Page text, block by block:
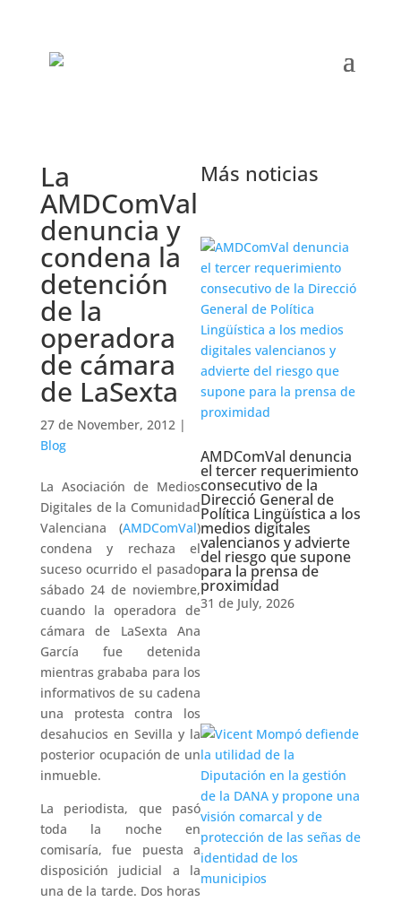
La
AMDComVal
denuncia y
condena la
detención
de la
operadora
de cámara
de LaSexta
27 de November, 2012|
Blog
La Asociación de Medios
Digitales de la Comunidad
Valenciana (AMDComVal)
condena y rechaza el
suceso ocurrido el pasado
sábado 24 de noviembre,
cuando la operadora de
cámara de LaSexta Ana
García fue detenida
mientras grababa para los
informativos de su cadena
una protesta contra los
desahucios en Sevilla y la
posterior ocupación de un
inmueble.
La periodista, que pasó
toda la noche en
comisaría, fue puesta a
disposición judicial a la
una de la tarde. Dos horas
Más noticias
AMDComVal denuncia
el tercer requerimiento
consecutivo de la
Direcció General de
Política Lingüística a los
medios digitales
valencianos y advierte
del riesgo que supone
para la prensa de
proximidad
31 de July, 2026